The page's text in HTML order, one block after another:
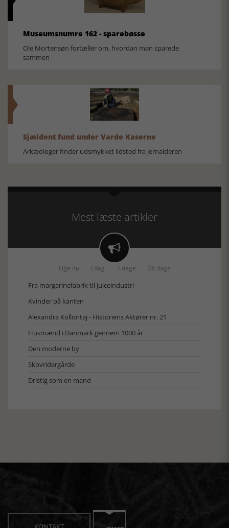
Museumsnumre 162 - sparebøsse
Ole Mortensøn fortæller om, hvordan man sparede
sammen
Sjældent fund under Varde Kaserne
Arkæologer finder udsmykket ildsted fra jernalderen
Mest læste artikler

Lige nu I dag 7 dage 28 dage
Fra margarinefabrik til juiceindustri
Kvinder på kanten
Alexandra Kollontaj - Historiens Aktører nr. 21
Husmænd i Danmark gennem 1000 år
Den moderne by
Skovridergårde
Dristig som en mand